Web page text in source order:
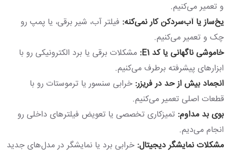
و تعمیر می‌کنیم.
یخ‌ساز یا آب‌سردکن کار نمی‌کنه: فیلتر آب، شیر برقی، یا پمپ رو
چک و تعمیر می‌کنیم.
خاموشی ناگهانی یا کد E1:
مشکلات برقی یا برد الکترونیکی رو با
ابزارهای پیشرفته برطرف می‌کنیم.
انجماد بیش از حد در فریزر: خرابی سنسور یا ترموستات رو با
قطعات اصلی تعمیر می‌کنیم.
بوی بد مداوم: تمیزکاری تخصصی یا تعویض فیلترهای داخلی رو
انجام می‌دیم.
مشکلات نمایشگر دیجیتال: خرابی برد یا نمایشگر در مدل‌های جدید